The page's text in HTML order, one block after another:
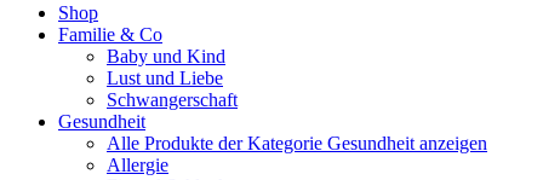
Shop
Familie & Co
Baby und Kind
Lust und Liebe
Schwangerschaft
Gesundheit
Alle Produkte der Kategorie Gesundheit anzeigen
Allergie